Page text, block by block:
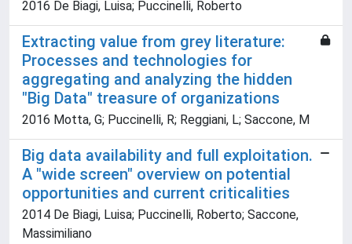
2016 De Biagi, Luisa; Puccinelli, Roberto
Extracting value from grey literature:
Processes and technologies for
aggregating and analyzing the hidden
"Big Data" treasure of organizations
2016 Motta, G; Puccinelli, R; Reggiani, L; Saccone, M
Big data availability and full exploitation.
A "wide screen" overview on potential
opportunities and current criticalities
2014 De Biagi, Luisa; Puccinelli, Roberto; Saccone,
Massimiliano